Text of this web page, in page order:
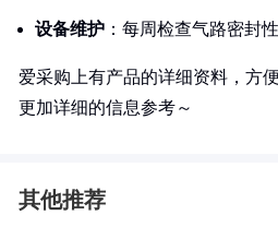
设备维护 ：每周检查气路密封
爱采购上有产品的详细资料，方
更加详细的信息参考～
其他推荐